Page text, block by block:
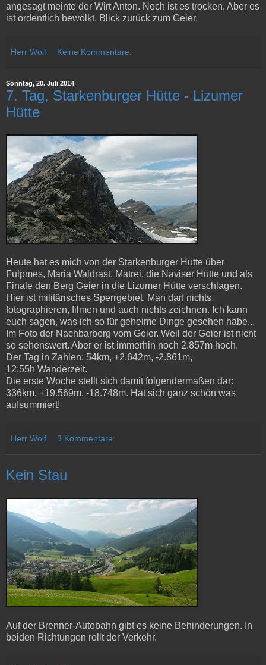
angesagt meinte der Wirt Anton. Noch ist es trocken. Aber es
ist ordentlich bewölkt. Blick zurück zum Geier.
Herr Wolf Keine Kommentare:
Sonntag, 20. Juli 2014
7. Tag, Starkenburger Hütte - Lizumer
Hütte
Heute hat es mich von der Starkenburger Hütte über
Fulpmes, Maria Waldrast, Matrei, die Naviser Hütte und als
Finale den Berg Geier in die Lizumer Hütte verschlagen.
Hier ist militärisches Sperrgebiet. Man darf nichts
fotographieren, filmen und auch nichts zeichnen. Ich kann
euch sagen, was ich so für geheime Dinge gesehen habe...
Im Foto der Nachbarberg vom Geier. Weil der Geier ist nicht
so sehenswert. Aber er ist immerhin noch 2.857m hoch.
Der Tag in Zahlen: 54km, +2.642m, -2.861m,
12:55h Wanderzeit.
Die erste Woche stellt sich damit folgendermaßen dar:
336km, +19.569m, -18.748m. Hat sich ganz schön was
aufsummiert!
Herr Wolf 3 Kommentare:
Kein Stau
Auf der Brenner-Autobahn gibt es keine Behinderungen. In
beiden Richtungen rollt der Verkehr.